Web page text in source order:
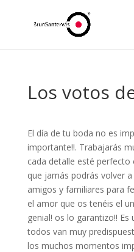
Los votos
El día de tu boda no es
importante!!. Trabajarás
cada detalle esté perfecto
que jamás podrás volver
amigos y familiares para
el amor que os tenéis el
genial! os lo garantizo!!
todos van muy
los muchos momentos